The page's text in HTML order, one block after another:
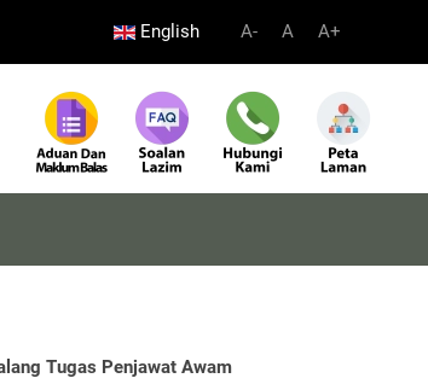
English A- A A+
Tugas Penjawat Awam